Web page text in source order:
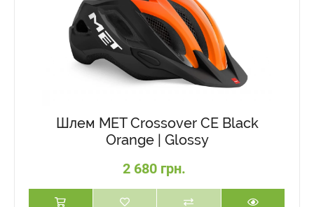
Шлем MET Crossover CE Black
Orange | Glossy
2 680 грн.